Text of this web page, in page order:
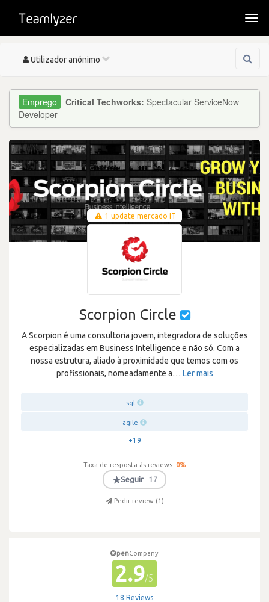
Toggle
Utilizador anónimo
Critical Techworks: Spectacular ServiceNow
Developer
1 update mercado IT
Scorpion Circle
A Scorpion é uma consultoria jovem, integradora de soluções
especializadas em Business Intelligence e não só. Com a
nossa estrutura, aliado à proximidade que temos com os
profissionais, nomeadamente a… Ler mais
sql
agile
+19
Taxa de resposta às reviews: 0%
★Seguir 17
Pedir review (1)
penCompany
2.9/5
18 Reviews